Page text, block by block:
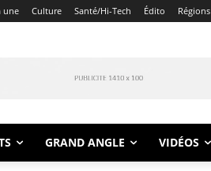
une Culture Santé/Hi-Tech Édito Régions
GRAND ANGLE VIDÉOS